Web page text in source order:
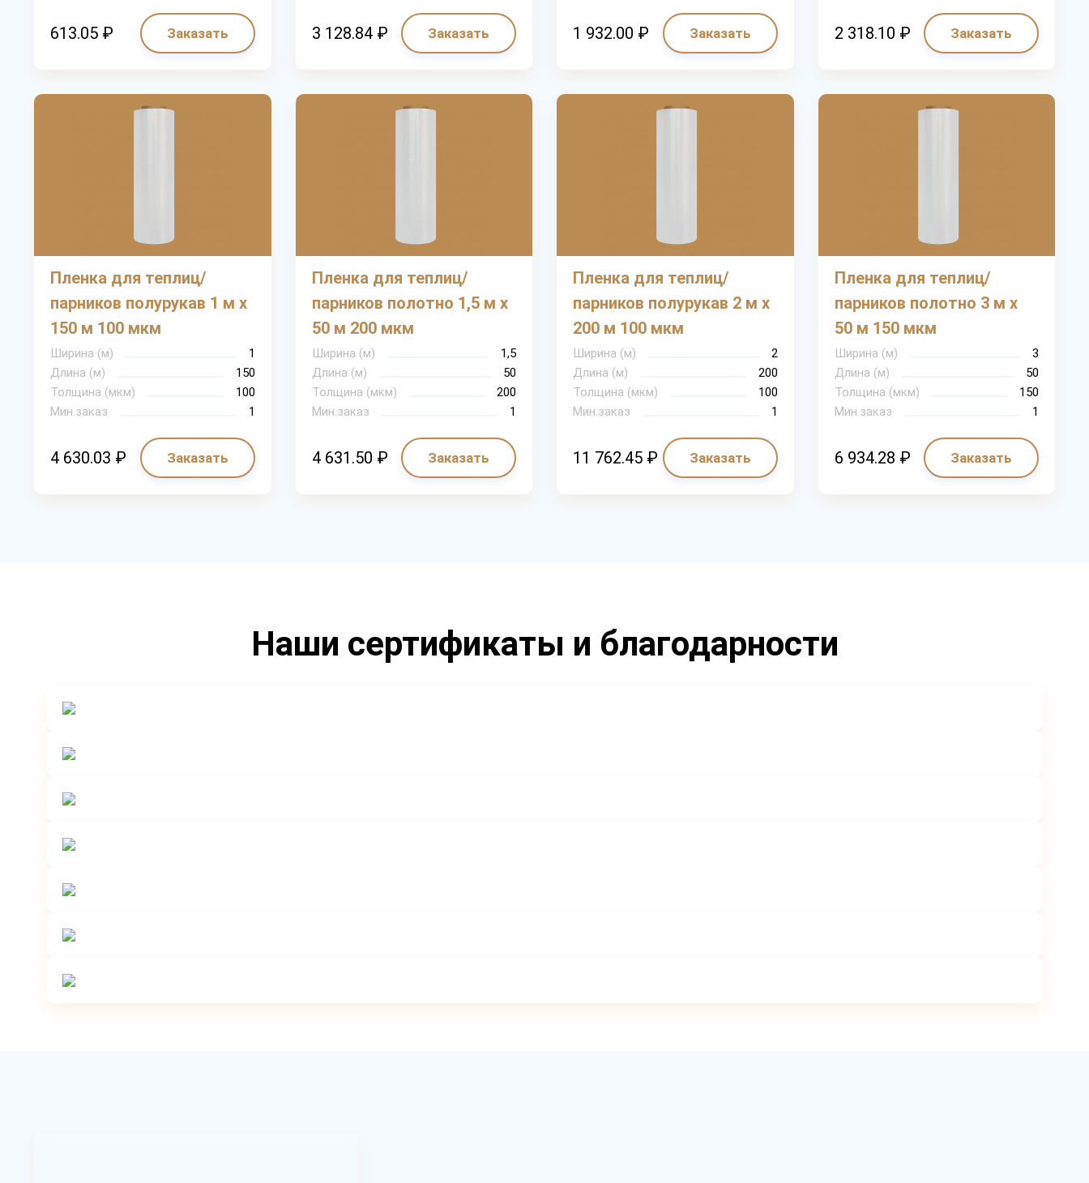
613.05 ₽ Заказать 3 128.84 ₽ Заказать 1 932.00 ₽ Заказать 2 318.10 ₽ Заказать
Пленка для теплиц/
парников полурукав 1 м х
150 м 100 мкм
Ширина (м)
1
Длина (м)
150
Толщина (мкм)
100
Мин.заказ
1
4 630.03 ₽ Заказать
Пленка для теплиц/
парников полотно 1,5 м х
50 м 200 мкм
Ширина (м)
1,5
Длина (м)
50
Толщина (мкм)
200
Мин.заказ
1
4 631.50 ₽ Заказать
Пленка для теплиц/
парников полурукав 2 м х
200 м 100 мкм
Ширина (м)
2
Длина (м)
200
Толщина (мкм)
100
Мин.заказ
1
11 762.45 ₽ Заказать
Пленка для теплиц/
парников полотно 3 м х
50 м 150 мкм
Ширина (м)
3
Длина (м)
50
Толщина (мкм)
150
Мин.заказ
1
6 934.28 ₽ Заказать
Наши сертификаты и благодарности